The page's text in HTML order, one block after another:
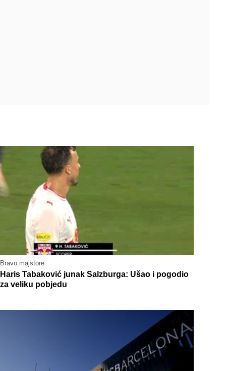
Bravo majstore
Haris Tabaković junak Salzburga: Ušao i pogodio
za veliku pobjedu